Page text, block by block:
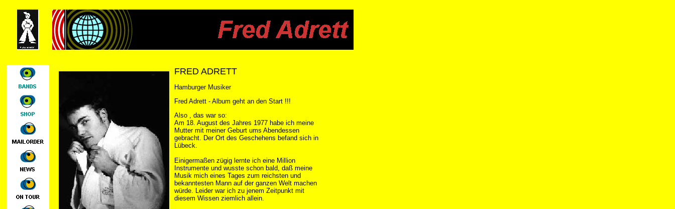
FRED ADRETT
Hamburger Musiker
Fred Adrett - Album geht an den Start !!!
Also , das war so:
Am 18. August des Jahres 1977 habe ich meine
Mutter mit meiner Geburt ums Abendessen
gebracht. Der Ort des Geschehens befand sich in
Lübeck.
Einigermaßen zügig lernte ich eine Million
Instrumente und wusste schon bald, daß meine
Musik mich eines Tages zum reichsten und
bekanntesten Mann auf der ganzen Welt machen
würde. Leider war ich zu jenem Zeitpunkt mit
diesem Wissen ziemlich allein.